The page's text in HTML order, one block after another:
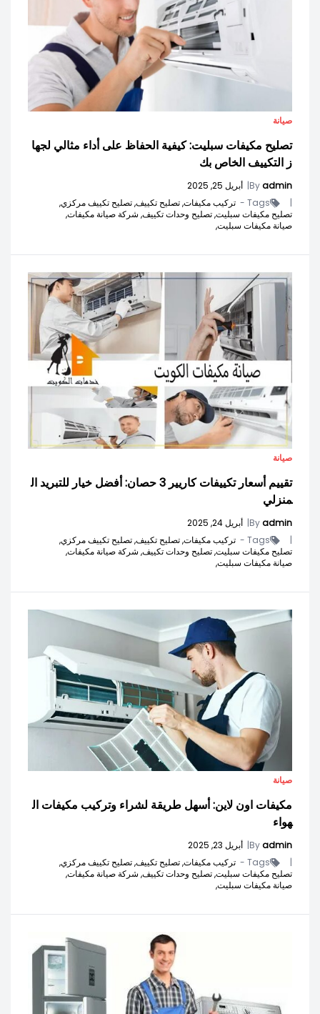
صيانة
تصليح مكيفات سبليت: كيفية الحفاظ على أداء مثالي لجها
ز التكييف الخاص بك
Byadmin
| أبريل 25, 2025
|
Tags - تركيب مكيفات,تصليح تكييف,تصليح تكييف مركزي,
تصليح مكيفات سبليت,تصليح وحدات تكييف, شركة صيانة مكيفات,
صيانة مكيفات سبليت,
صيانة
تقييم أسعار تكييفات كاريير 3 حصان: أفضل خيار للتبريد ال
منزلي
Byadmin
| أبريل 24, 2025
|
Tags - تركيب مكيفات,تصليح تكييف,تصليح تكييف مركزي,
تصليح مكيفات سبليت,تصليح وحدات تكييف, شركة صيانة مكيفات,
صيانة مكيفات سبليت,
صيانة
مكيفات اون لاين: أسهل طريقة لشراء وتركيب مكيفات ال
هواء
Byadmin
| أبريل 23, 2025
|
Tags - تركيب مكيفات,تصليح تكييف,تصليح تكييف مركزي,
تصليح مكيفات سبليت,تصليح وحدات تكييف, شركة صيانة مكيفات,
صيانة مكيفات سبليت,